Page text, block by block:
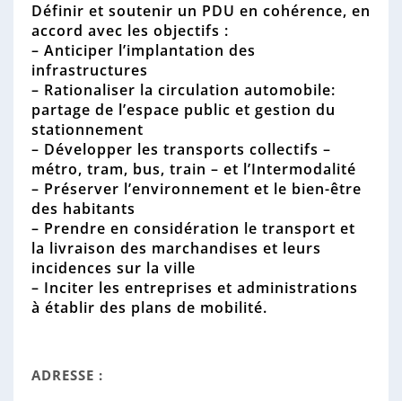
Définir et soutenir un PDU en cohérence, en
accord avec les objectifs :
– Anticiper l’implantation des
infrastructures
– Rationaliser la circulation automobile:
partage de l’espace public et gestion du
stationnement
– Développer les transports collectifs –
métro, tram, bus, train – et l’Intermodalité
– Préserver l’environnement et le bien-être
des habitants
– Prendre en considération le transport et
la livraison des marchandises et leurs
incidences sur la ville
– Inciter les entreprises et administrations
à établir des plans de mobilité.
ADRESSE :